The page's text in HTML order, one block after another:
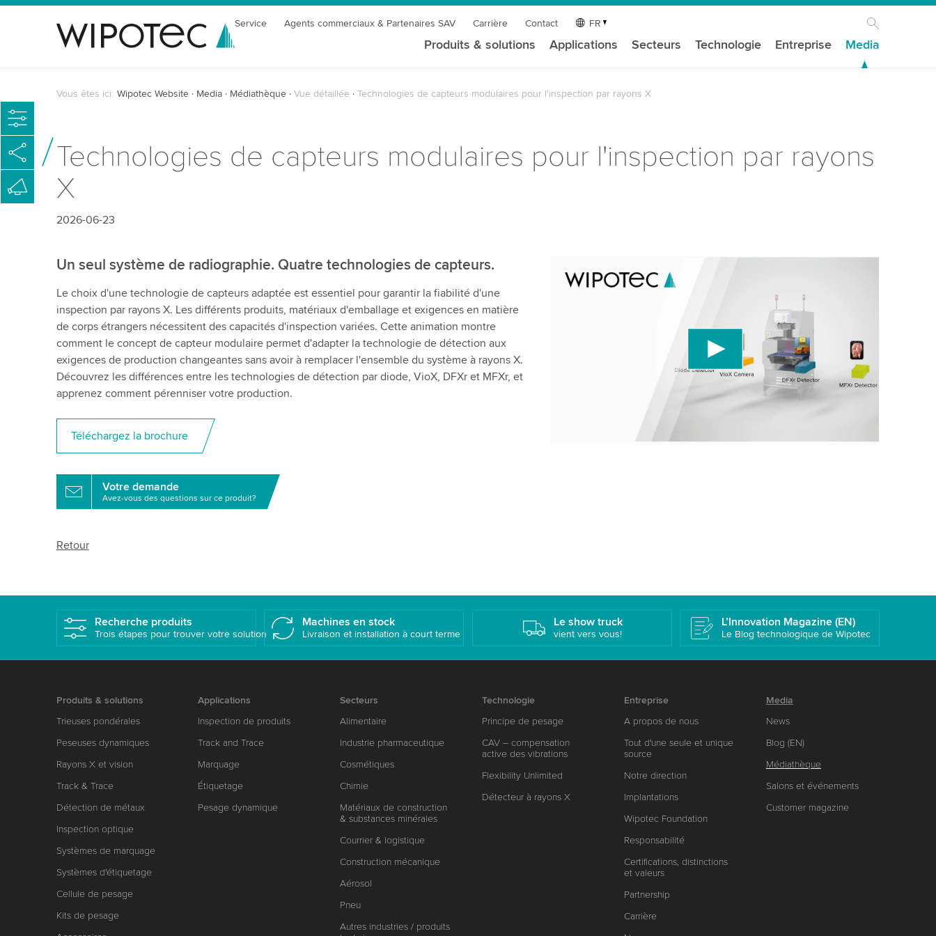
Service Agents commerciaux & Partenaires SAV Carrière Contact FR
Produits & solutions Applications Secteurs Technologie Entreprise Media
Vous êtes ici: Wipotec Website Media Médiathèque Vue détaillée Technologies de capteurs modulaires pour l'inspection par rayons X
Technologies de capteurs modulaires pour l'inspection par rayons
X
2026-06-23
Nous avons besoin de votre consentement pour
Nous utilisons un service tiers pour intégrer du contenu
vidéo susceptible de collecter des données sur votre
activité. Veuillez consulter les détails et accepter le service
pour regarder cette vidéo.
Un seul système de radiographie. Quatre technologies de capteurs.
Le choix d'une technologie de capteurs adaptée est essentiel pour garantir la fiabilité d'une
inspection par rayons X. Les différents produits, matériaux d'emballage et exigences en matière
de corps étrangers nécessitent des capacités d'inspection variées. Cette animation montre
comment le concept de capteur modulaire permet d'adapter la technologie de détection aux
exigences de production changeantes sans avoir à remplacer l'ensemble du système à rayons X.
Découvrez les différences entre les technologies de détection par diode, VioX, DFXr et MFXr, et
apprenez comment pérenniser votre production.
Téléchargez la brochure
Votre demande
Avez-vous des questions sur ce produit?
Retour
Recherche produits
Trois étapes pour trouver votre solution
Machines en stock
Livraison et installation à court terme
Le show truck
vient vers vous!
L’Innovation Magazine (EN)
Le Blog technologique de Wipotec
Produits & solutions
Trieuses pondérales
Peseuses dynamiques
Rayons X et vision
Track & Trace
Détection de métaux
Inspection optique
Systèmes de marquage
Systèmes d'étiquetage
Cellule de pesage
Kits de pesage
Applications
Inspection de produits
Track and Trace
Marquage
Étiquetage
Pesage dynamique
Secteurs
Alimentaire
Industrie pharmaceutique
Cosmétiques
Chimie
Matériaux de construction
& substances minérales
Courrier & logistique
Construction mécanique
Aérosol
Pneu
Autres industries / produits
Technologie
Principe de pesage
CAV – compensation
active des vibrations
Flexibility Unlimited
Détecteur à rayons X
Entreprise
A propos de nous
Tout d'une seule et unique
source
Notre direction
Implantations
Wipotec Foundation
Responsabilité
Certifications, distinctions
et valeurs
Partnership
Carrière
Media
News
Blog (EN)
Médiathèque
Salons et événements
Customer magazine